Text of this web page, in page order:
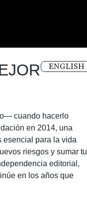
ENGLISH
cuando hacerlo
en 2014, una
esencial para la vida
riesgos y sumar tu
editorial,
en los años que